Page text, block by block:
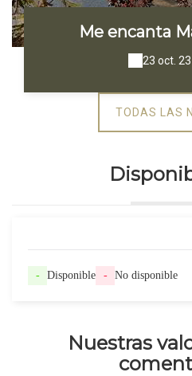
Me encanta
23 oct. 23
TODAS LAS
- Disponible - No disponible
Nuestras